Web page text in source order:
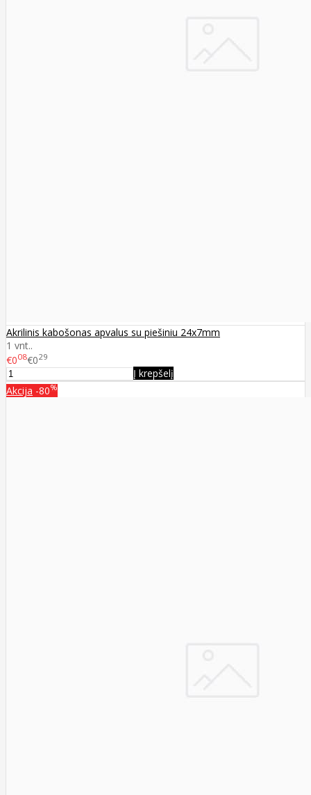
Akrilinis kabošonas apvalus su piešiniu 24x7mm
1 vnt..
€008€029
Į krepšelį
Akcija -80%